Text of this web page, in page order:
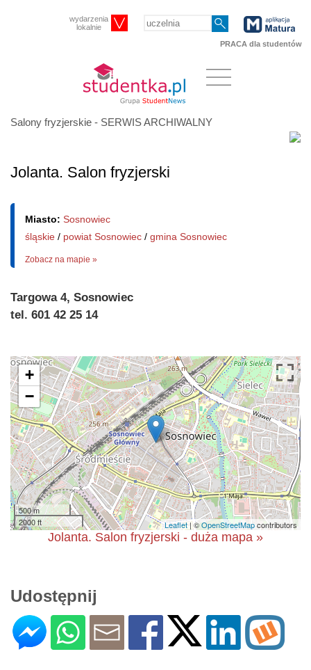
wydarzenia
lokalnie
PRACA dla studentów
Salony fryzjerskie - SERWIS ARCHIWALNY
Jolanta. Salon fryzjerski
Miasto: Sosnowiec
śląskie / powiat Sosnowiec / gmina Sosnowiec
Zobacz na mapie »
Targowa 4, Sosnowiec
tel. 601 42 25 14
+
−
500 m
2000 ft
Leaflet| ©OpenStreetMapcontributors
Jolanta. Salon fryzjerski - duża mapa »
Udostępnij